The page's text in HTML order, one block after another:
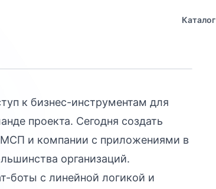
Каталог
к бизнес-инструментам для
проекта. Сегодня создать
МСП и компании с приложениями в
организаций.
боты с линейной логикой и